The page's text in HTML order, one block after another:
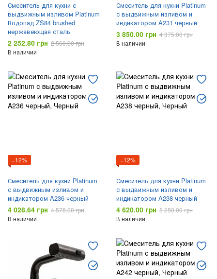
Смеситель для кухни с
выдвижным изливом Platinum
Водопад ZS84 brushed
нержавеющая сталь
2 252.80 грн 2 560.00 грн
В наличии
Смеситель для кухни Platinum
с выдвижным изливом и
индикатором A231 черный
3 850.00 грн 4 375.00 грн
В наличии
−12%
Смеситель для кухни Platinum
с выдвижным изливом и
индикатором A236 черный
4 028.64 грн 4 578.00 грн
В наличии
−12%
Смеситель для кухни Platinum
с выдвижным изливом и
индикатором A238 черный
4 620.00 грн 5 250.00 грн
В наличии